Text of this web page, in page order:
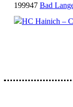
199947 Bad
HC Hainich –